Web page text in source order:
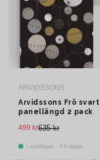
ARVIDSSONS
Arvidssons Frö svart
panellängd 2 pack
635 kr
499 kr
I webblager - 4-8 dagar